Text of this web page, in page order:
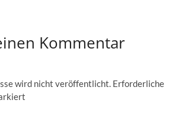
Kommentar
wird nicht veröffentlicht. Erforderliche